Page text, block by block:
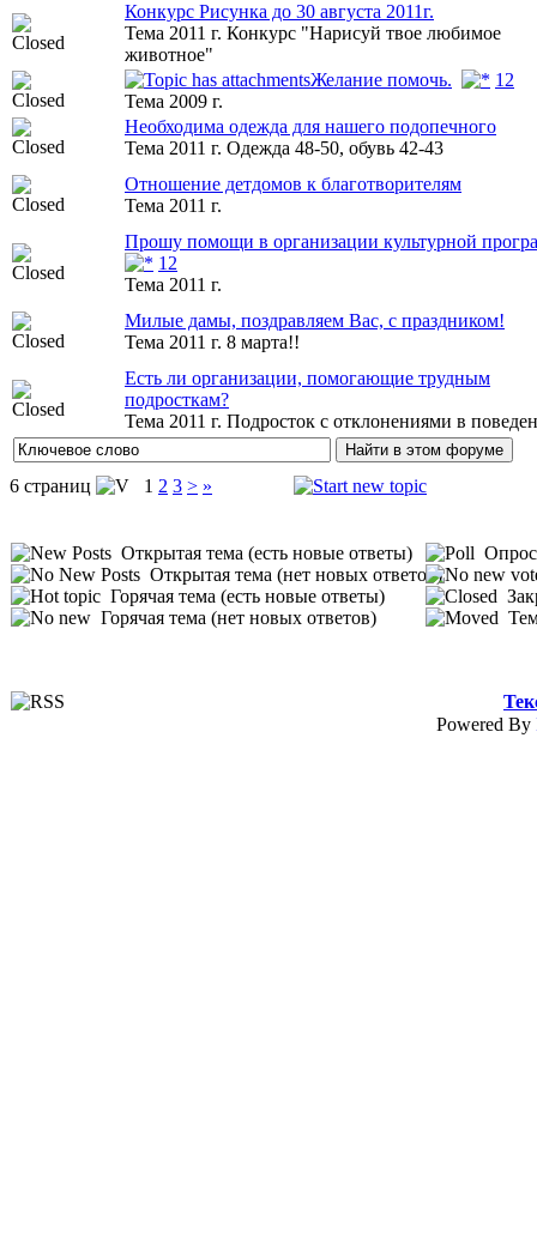
Конкурс Рисунка до 30 августа 2011г.
Тема 2011 г. Конкурс "Нарисуй твое любимое
животное"
Желание помочь.
1 2
Тема 2009 г.
Необходима одежда для нашего подопечного
Тема 2011 г. Одежда 48-50, обувь 42-43
Отношение детдомов к благотворителям
Тема 2011 г.
Прошу помощи в организации культурной
1 2
Тема 2011 г.
Милые дамы, поздравляем Вас, с праздником!
Тема 2011 г. 8 марта!!
Есть ли организации, помогающие трудным
подросткам?
Тема 2011 г. Подросток с отклонениями в
6 страниц 1 2 3 > »
Открытая тема (есть новые ответы)
Открытая тема (нет новых ответов)
Горячая тема (есть новые ответы)
Горячая тема (нет новых ответов)
Опрос
Powered By